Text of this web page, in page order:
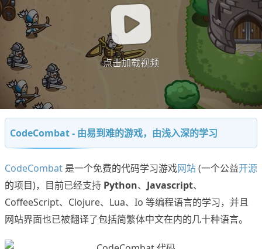
点击加载视频
CodeCombat - 由易到难的游戏，由浅入深的学习
CodeCombat 是一个免费的代码学习游戏网站(一个公益开源
的项目)，目前已经支持 Python、 Javascript、
CoffeeScript、Clojure、Lua、Io 等编程语言的学习，并且
网站界面也已被翻译了包括简繁体中文在内的几十种语言。